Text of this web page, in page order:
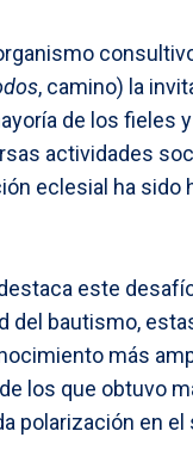
, camino) la
de los fieles
actividades
eclesial ha
este
del bautismo,
más
los que obtuvo
polarización en